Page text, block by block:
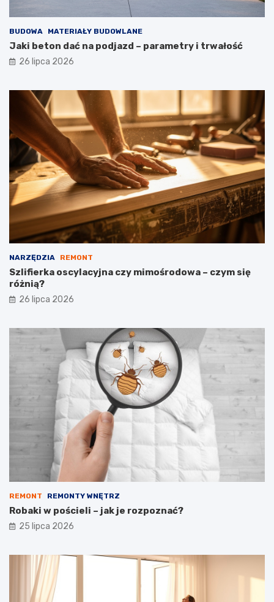
BUDOWA MATERIAŁY BUDOWLANE
Jaki beton dać na podjazd – parametry i trwałość
26 lipca 2026
NARZĘDZIA REMONT
Szlifierka oscylacyjna czy mimośrodowa – czym się
różnią?
26 lipca 2026
REMONT REMONTY WNĘTRZ
Robaki w pościeli – jak je rozpoznać?
25 lipca 2026